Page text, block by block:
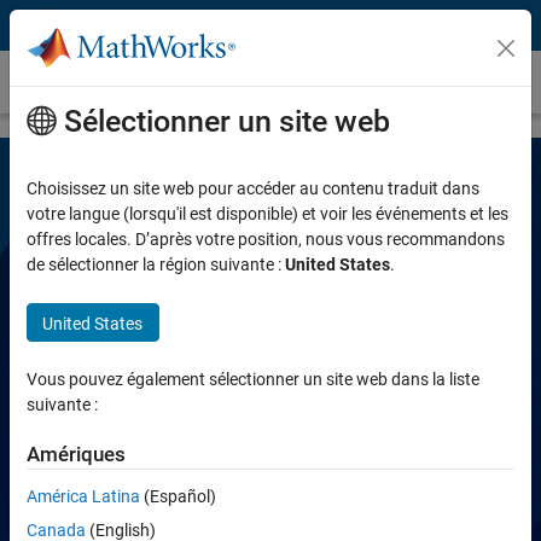
Passer au contenu
Partial Differential Equation Toolbox
Partial Differential Equation Toolbox
Résoudre des équations aux dérivées
partielles avec l'analyse par éléments finis
Sélectionner un site web
Choisissez un site web pour accéder au contenu traduit dans
votre langue (lorsqu'il est disponible) et voir les événements et les
offres locales. D’après votre position, nous vous recommandons
de sélectionner la région suivante :United States.
United States
Vous pouvez également sélectionner un site web dans la liste
suivante :
Amériques
América Latina (Español)
Canada (English)